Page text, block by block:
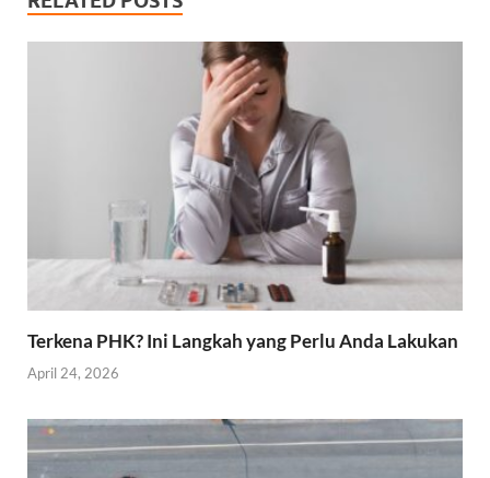
Terkena PHK? Ini Langkah yang Perlu Anda Lakukan
April 24, 2026